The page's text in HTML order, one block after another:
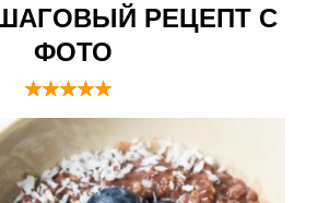
РЕЦЕПТ С
ФОТО